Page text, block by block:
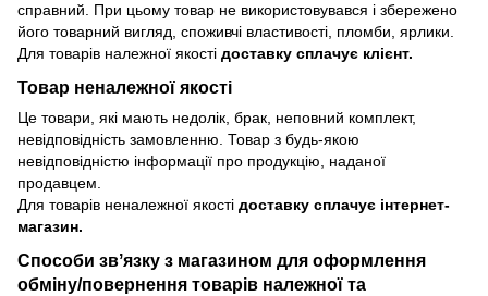
справний. При цьому товар не використовувався і збережено
його товарний вигляд, споживчі властивості, пломби, ярлики.
Для товарів належної якості доставку сплачує клієнт.
Товар неналежної якості
Це товари, які мають недолік, брак, неповний комплект,
невідповідність замовленню. Товар з будь-якою
невідповідністю інформації про продукцію, наданої
продавцем.
Для товарів неналежної якості доставку сплачує інтернет-
магазин.
Способи звʼязку з магазином для оформлення
обміну/повернення товарів належної та